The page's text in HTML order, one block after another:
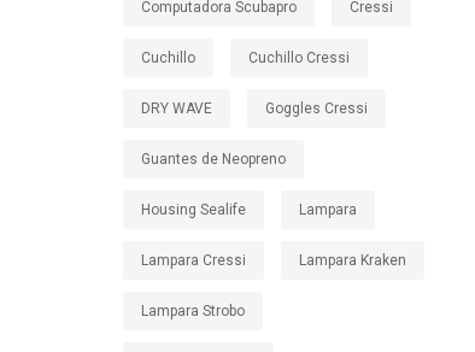
Computadora Scubapro Cressi
Cuchillo Cuchillo Cressi
DRY WAVE Goggles Cressi
Guantes de Neopreno
Housing Sealife Lampara
Lampara Cressi Lampara Kraken
Lampara Strobo